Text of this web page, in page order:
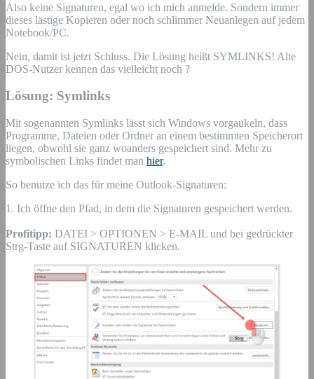
Also keine Signaturen, egal wo ich mich anmelde. Sondern immer
dieses lästige Kopieren oder noch schlimmer Neuanlegen auf jedem
Notebook/PC.
Nein, damit ist jetzt Schluss. Die Lösung heißt SYMLINKS! Alte
DOS-Nutzer kennen das vielleicht noch ?
Lösung: Symlinks
Mit sogenannten Symlinks lässt sich Windows vorgaukeln, dass
Programme, Dateien oder Ordner an einem bestimmten Speicherort
liegen, obwohl sie ganz woanders gespeichert sind. Mehr zu
symbolischen Links findet man hier.
So benutze ich das für meine Outlook-Signaturen:
1. Ich öffne den Pfad, in dem die Signaturen gespeichert werden.
Profitipp: DATEI > OPTIONEN > E-MAIL und bei gedrückter
Strg-Taste auf SIGNATUREN klicken.